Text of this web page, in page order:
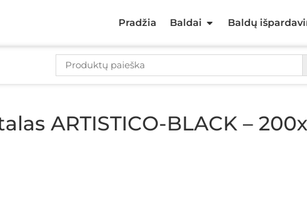
Pradžia Baldai Baldų
ARTISTICO-BLACK –